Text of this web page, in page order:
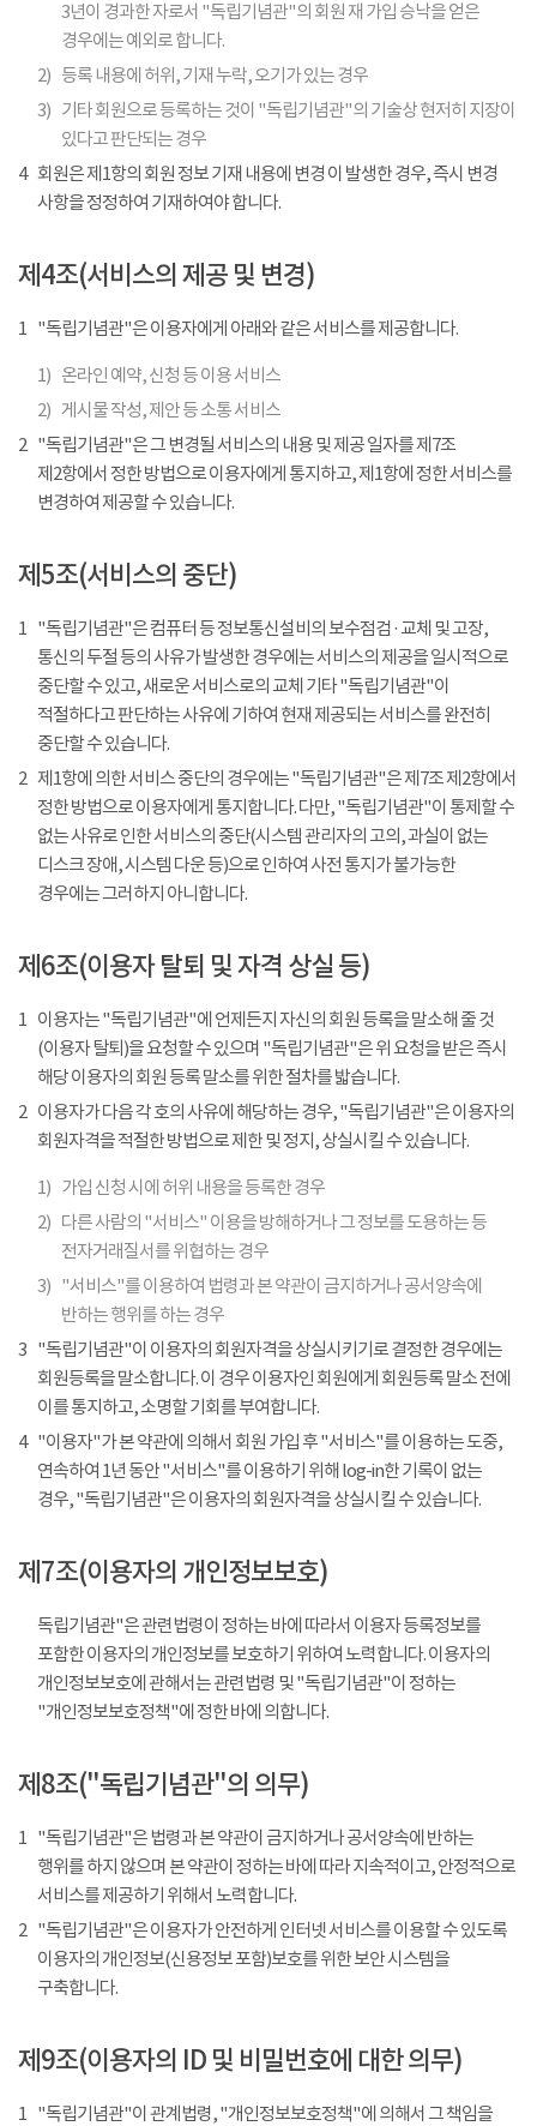
3년이 경과한 자로서 "독립기념관"의 회원 재 가입 승낙을 얻은
경우에는 예외로 합니다.
2) 등록 내용에 허위, 기재 누락, 오기가 있는 경우
3) 기타 회원으로 등록하는 것이 "독립기념관"의 기술상 현저히 지장이
있다고 판단되는 경우
4
회원은 제1항의 회원 정보 기재 내용에 변경 이 발생한 경우, 즉시 변경
사항을 정정하여 기재하여야 합니다.
제4조(서비스의 제공 및 변경)
1 "독립기념관"은 이용자에게 아래와 같은 서비스를 제공합니다.
1) 온라인 예약, 신청 등 이용 서비스
2) 게시물 작성, 제안 등 소통 서비스
2 "독립기념관"은 그 변경될 서비스의 내용 및 제공 일자를 제7조
제2항에서 정한 방법으로 이용자에게 통지하고, 제1항에 정한 서비스를
변경하여 제공할 수 있습니다.
제5조(서비스의 중단)
1 "독립기념관"은 컴퓨터 등 정보통신설비의 보수점검 · 교체 및 고장,
통신의 두절 등의 사유가 발생한 경우에는 서비스의 제공을 일시적으로
중단할 수 있고, 새로운 서비스로의 교체 기타 "독립기념관"이
적절하다고 판단하는 사유에 기하여 현재 제공되는 서비스를 완전히
중단할 수 있습니다.
2 제1항에 의한 서비스 중단의 경우에는 "독립기념관"은 제7조 제2항에서
정한 방법으로 이용자에게 통지합니다. 다만, "독립기념관"이 통제할 수
없는 사유로 인한 서비스의 중단(시스템 관리자의 고의, 과실이 없는
디스크 장애, 시스템 다운 등)으로 인하여 사전 통지가 불가능한
경우에는 그러하지 아니합니다.
제6조(이용자 탈퇴 및 자격 상실 등)
1 이용자는 "독립기념관"에 언제든지 자신의 회원 등록을 말소해 줄 것
(이용자 탈퇴)을 요청할 수 있으며 "독립기념관"은 위 요청을 받은 즉시
해당 이용자의 회원 등록 말소를 위한 절차를 밟습니다.
2 이용자가 다음 각 호의 사유에 해당하는 경우, "독립기념관"은 이용자의
회원자격을 적절한 방법으로 제한 및 정지, 상실시킬 수 있습니다.
1) 가입 신청 시에 허위 내용을 등록한 경우
2) 다른 사람의 "서비스" 이용을 방해하거나 그 정보를 도용하는 등
전자거래질서를 위협하는 경우
3) "서비스"를 이용하여 법령과 본 약관이 금지하거나 공서양속에
반하는 행위를 하는 경우
3 "독립기념관"이 이용자의 회원자격을 상실시키기로 결정한 경우에는
회원등록을 말소합니다. 이 경우 이용자인 회원에게 회원등록 말소 전에
이를 통지하고, 소명할 기회를 부여합니다.
4
"이용자"가 본 약관에 의해서 회원 가입 후 "서비스"를 이용하는 도중,
연속하여 1년 동안 "서비스"를 이용하기 위해 log-in한 기록이 없는
경우, "독립기념관"은 이용자의 회원자격을 상실시킬 수 있습니다.
제7조(이용자의 개인정보보호)
독립기념관"은 관련법령이 정하는 바에 따라서 이용자 등록정보를
포함한 이용자의 개인정보를 보호하기 위하여 노력합니다. 이용자의
개인정보보호에 관해서는 관련법령 및 "독립기념관"이 정하는
"개인정보보호정책"에 정한 바에 의합니다.
제8조("독립기념관"의 의무)
1 "독립기념관"은 법령과 본 약관이 금지하거나 공서양속에 반하는
행위를 하지 않으며 본 약관이 정하는 바에 따라 지속적이고, 안정적으로
서비스를 제공하기 위해서 노력합니다.
2 "독립기념관"은 이용자가 안전하게 인터넷 서비스를 이용할 수 있도록
이용자의 개인정보(신용정보 포함)보호를 위한 보안 시스템을
구축합니다.
제9조(이용자의 ID 및 비밀번호에 대한 의무)
1 "독립기념관"이 관계법령, "개인정보보호정책"에 의해서 그 책임을